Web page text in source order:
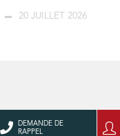
20 JUILLET 2026
DEMANDE DE
RAPPEL